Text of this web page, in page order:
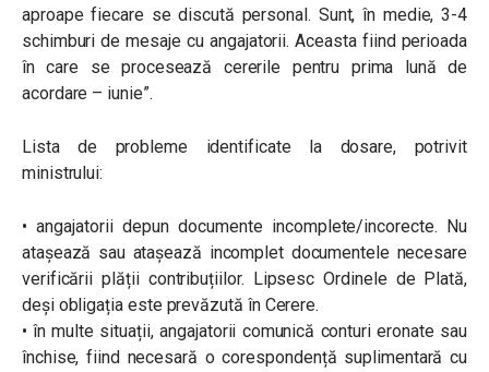
aproape fiecare se discută personal. Sunt, în medie, 3-4
schimburi de mesaje cu angajatorii. Aceasta fiind perioada
în care se procesează cererile pentru prima lună de
acordare – iunie”.
Lista de probleme identificate la dosare, potrivit
ministrului:
• angajatorii depun documente incomplete/incorecte. Nu
atașează sau atașează incomplet documentele necesare
verificării plății contribuțiilor. Lipsesc Ordinele de Plată,
deși obligația este prevăzută în Cerere.
• în multe situații, angajatorii comunică conturi eronate sau
închise, fiind necesară o corespondență suplimentară cu